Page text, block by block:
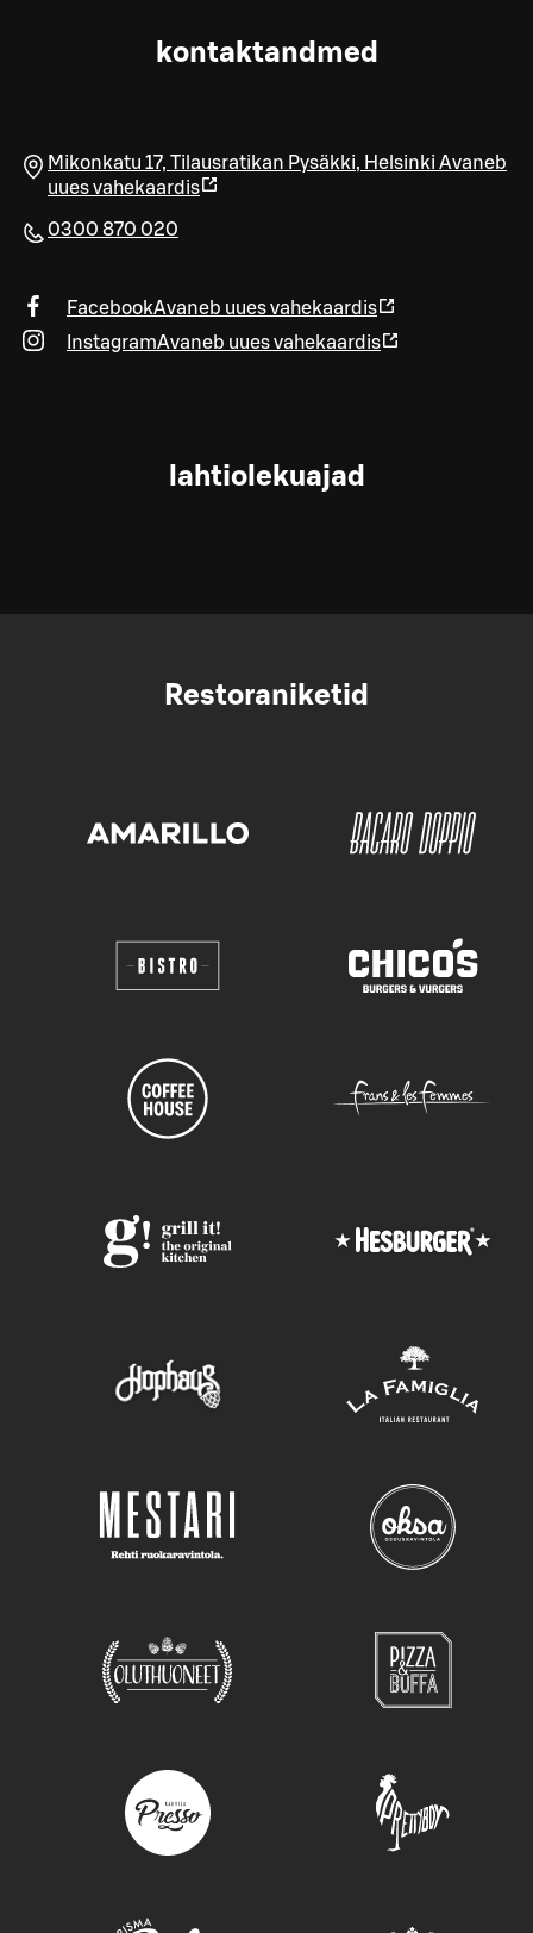
kontaktandmed
Mikonkatu 17, Tilausratikan Pysäkki, Helsinki Avaneb
uues vahekaardis
0300 870 020
FacebookAvaneb uues vahekaardis
InstagramAvaneb uues vahekaardis
lahtiolekuajad
Restoraniketid